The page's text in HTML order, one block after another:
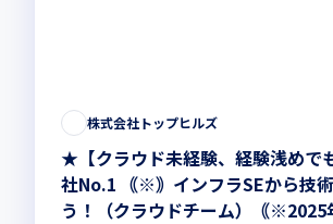
株式会社トップヒルズ
★【クラウド未経験、経験浅め
社No.1 ｟※｠インフラSEから技
う！（クラウドチーム）｟※2025